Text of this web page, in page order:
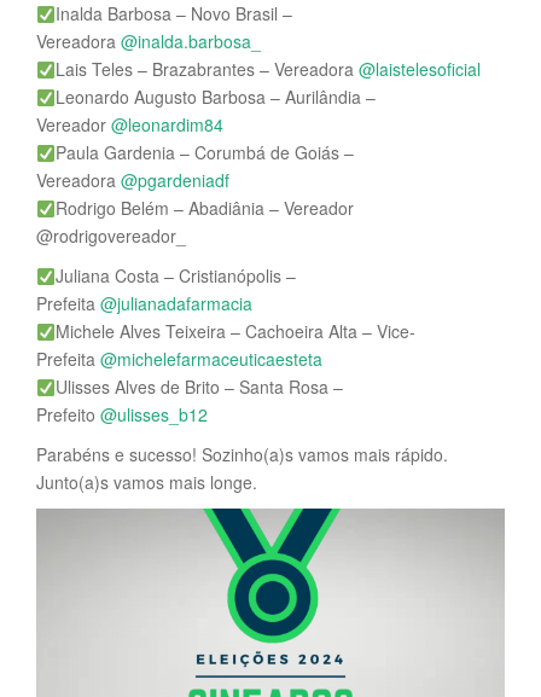
Inalda Barbosa – Novo Brasil –
Vereadora @inalda.barbosa_
Lais Teles – Brazabrantes – Vereadora @laistelesoficial
Leonardo Augusto Barbosa – Aurilândia –
Vereador @leonardim84
Paula Gardenia – Corumbá de Goiás –
Vereadora @pgardeniadf
Rodrigo Belém – Abadiânia – Vereador
@rodrigovereador_
Juliana Costa – Cristianópolis –
Prefeita @julianadafarmacia
Michele Alves Teixeira – Cachoeira Alta – Vice-
Prefeita @michelefarmaceuticaesteta
Ulisses Alves de Brito – Santa Rosa –
Prefeito @ulisses_b12
Parabéns e sucesso! Sozinho(a)s vamos mais rápido.
Junto(a)s vamos mais longe.